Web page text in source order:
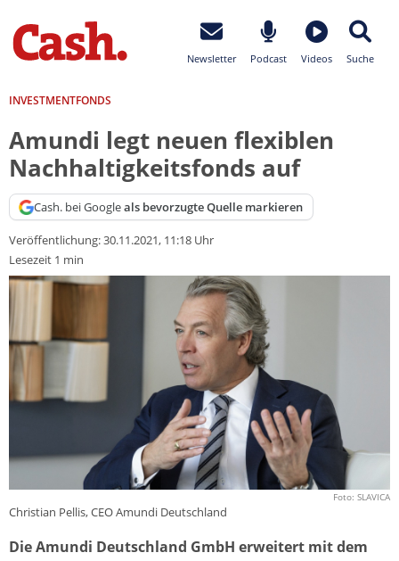
Newsletter Podcast Videos Suche
INVESTMENTFONDS
Amundi legt neuen flexiblen
Nachhaltigkeitsfonds auf
Cash. bei Googleals bevorzugte Quelle markieren
Veröffentlichung:30.11.2021, 11:18 Uhr
Lesezeit 1 min
Foto: SLAVICA
Christian Pellis, CEO Amundi Deutschland
Die Amundi Deutschland GmbH erweitert mit dem